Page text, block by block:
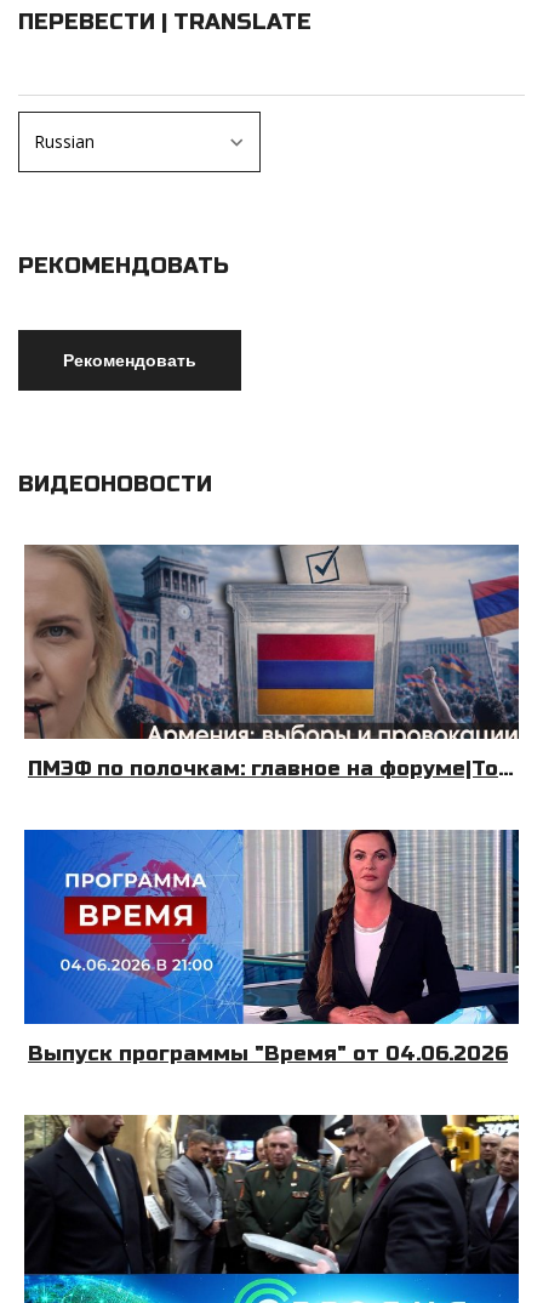
ПЕРЕВЕСТИ | TRANSLATE
РЕКОМЕНДОВАТЬ
ВИДЕОНОВОСТИ
ПМЭФ по полочкам: главное на форуме|Топливный Крым| Армения: выборы и провокации|08.06.26|УДНБ
Выпуск программы "Время" от 04.06.2026